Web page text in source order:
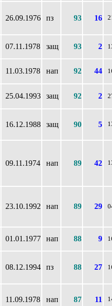
26.09.1976 пз 93 16
07.11.1978 защ 93 2
11.03.1978 нап 92 44
25.04.1993 защ 92 2
16.12.1988 защ 90 5
09.11.1974 нап 89 42
23.10.1992 нап 89 29
01.01.1977 нап 88 9
08.12.1994 пз 88 27
11.09.1978 нап 87 11